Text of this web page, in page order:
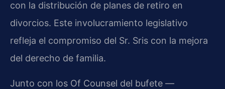
con la distribución de planes de retiro en
divorcios. Este involucramiento legislativo
refleja el compromiso del Sr. Sris con la mejora
del derecho de familia.
Junto con los Of Counsel del bufete —